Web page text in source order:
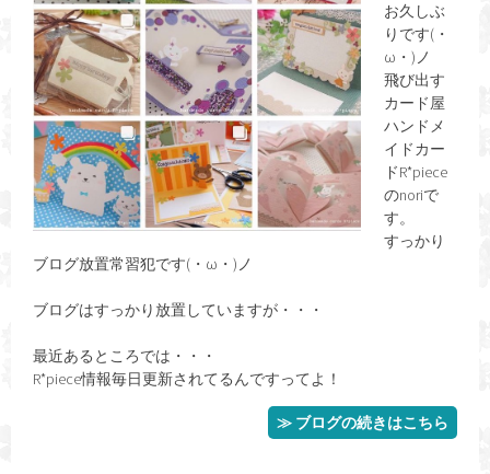
お久しぶ
りです(・
ω・)ノ
飛び出す
カード屋
ハンドメ
イドカー
ドR*piece
のnoriで
す。
すっかり
ブログ放置常習犯です(・ω・)ノ
ブログはすっかり放置していますが・・・
最近あるところでは・・・
R*piece情報毎日更新されてるんですってよ！
≫ ブログの続きはこちら